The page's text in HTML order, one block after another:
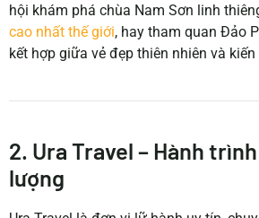
hội khám phá chùa Nam Sơn linh
cao nhất thế giới, hay tham quan Đảo
kết hợp giữa vẻ đẹp thiên nhiên và
2. Ura Travel – Hành
lượng